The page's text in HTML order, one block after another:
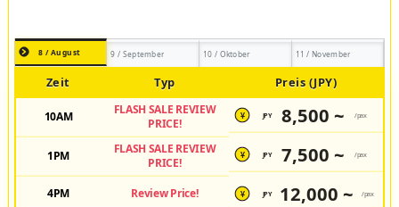
8 / August 9 / September 10 / Oktober 11 / November
Zeit Typ Preis (JPY)
10AM
FLASH SALE REVIEW
PRICE!
¥ JPY 8,500 ~ /pax
1PM
FLASH SALE REVIEW
PRICE!
¥ JPY 7,500 ~ /pax
4PM Review Price! ¥ JPY 12,000 ~ /pax